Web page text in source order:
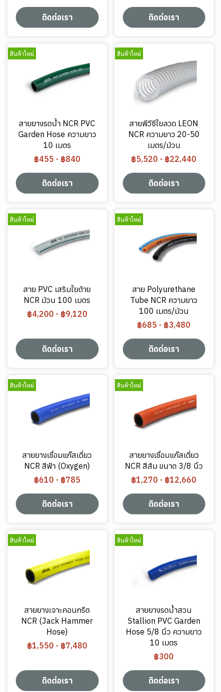
ติดต่อเรา ติดต่อเรา
สินค้าใหม่
สายยางรดน้ำ NCR PVC
Garden Hose ความยาว
10 เมตร
฿455 - ฿840
ติดต่อเรา
สินค้าใหม่
สายพีวีซีใยลวด LEON
NCR ความยาว 20-50
เมตร/ม้วน
฿5,520 - ฿22,440
ติดต่อเรา
สินค้าใหม่
สาย PVC เสริมใยด้าย
NCR ม้วน 100 เมตร
฿4,200 - ฿9,120
ติดต่อเรา
สินค้าใหม่
สาย Polyurethane
Tube NCR ความยาว
100 เมตร/ม้วน
฿685 - ฿3,480
ติดต่อเรา
สินค้าใหม่
สายยางเชื่อมแก๊สเดี่ยว
NCR สีฟ้า (Oxygen)
฿610 - ฿785
ติดต่อเรา
สินค้าใหม่
สายยางเชื่อมแก๊สเดี่ยว
NCR สีส้ม ขนาด 3/8 นิ้ว
฿1,270 - ฿12,660
ติดต่อเรา
สินค้าใหม่
สายยางเจาะคอนกรีต
NCR (Jack Hammer
Hose)
฿1,550 - ฿7,480
ติดต่อเรา
สินค้าใหม่
สายยางรดน้ำสวน
Stallion PVC Garden
Hose 5/8 นิ้ว ความยาว
10 เมตร
฿300
ติดต่อเรา